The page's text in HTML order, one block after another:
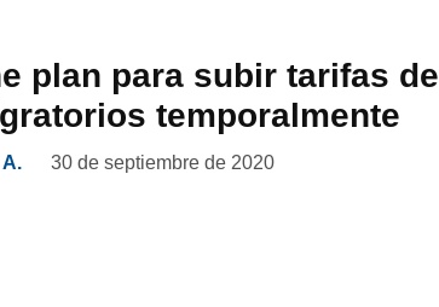
plan para subir tarifas de
temporalmente
30 de septiembre de 2020